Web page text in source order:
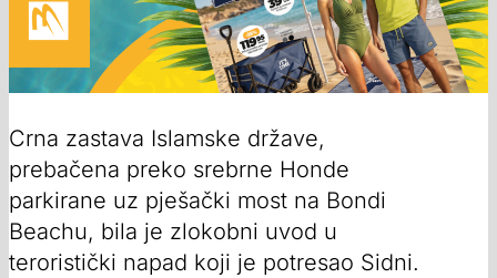
Crna zastava Islamske države,
prebačena preko srebrne Honde
parkirane uz pješački most na Bondi
Beachu, bila je zlokobni uvod u
teroristički napad koji je potresao Sidni.